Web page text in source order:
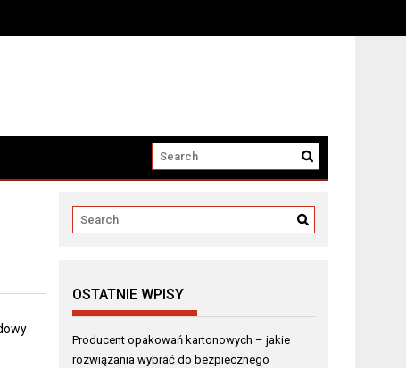
OSTATNIE WPISY
Producent opakowań kartonowych – jakie
rozwiązania wybrać do bezpiecznego